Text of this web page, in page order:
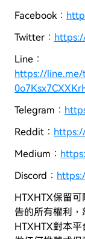
Facebook：
Twitter：
Line：
https://line.me/
Telegram：
Reddit：
Medium：
Discord：
HTXHTX保留
告的所有權利，
HTXHTX對本